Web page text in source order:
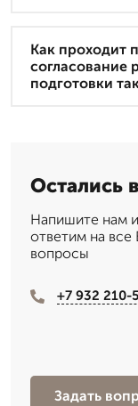
Как проходит
согласование
подготовки
Остались
Напишите нам
ответим на
вопросы
+7 932 210-
Задать